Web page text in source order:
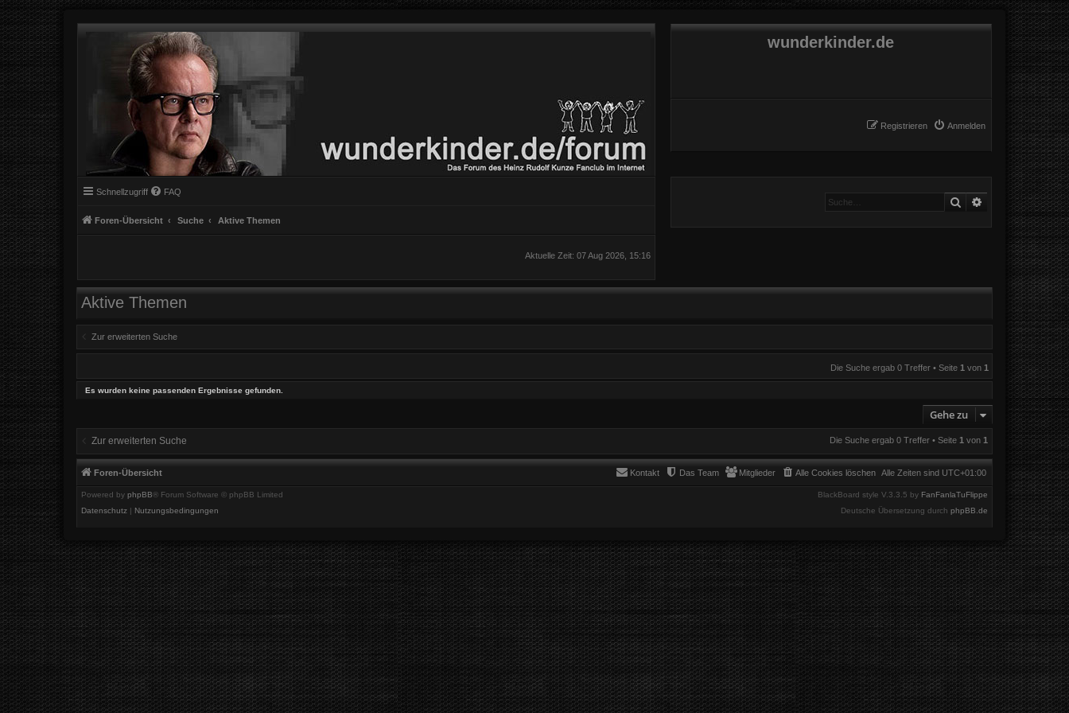
wunderkinder.de
Anmelden
Registrieren
Schnellzugriff FAQ
Foren-Übersicht Suche Aktive Themen
Suche Erweiterte Suche
Aktuelle Zeit: 07 Aug 2026, 15:16
Aktive Themen
Zur erweiterten Suche
Die Suche ergab 0 Treffer • Seite 1 von 1
Es wurden keine passenden Ergebnisse gefunden.
Gehe zu
Zur erweiterten Suche Die Suche ergab 0 Treffer • Seite 1 von 1
Foren-Übersicht Alle Zeiten sind UTC+01:00
Alle Cookies löschen
Mitglieder
Das Team
Kontakt
Powered by phpBB® Forum Software © phpBB Limited BlackBoard style V.3.3.5 by FanFanlaTuFlippe
Deutsche Übersetzung durch phpBB.de
Datenschutz | Nutzungsbedingungen